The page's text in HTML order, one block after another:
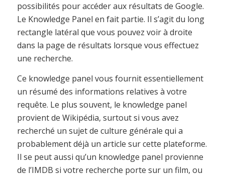
possibilités pour accéder aux résultats de Google.
Le Knowledge Panel en fait partie. Il s’agit du long
rectangle latéral que vous pouvez voir à droite
dans la page de résultats lorsque vous effectuez
une recherche.
Ce knowledge panel vous fournit essentiellement
un résumé des informations relatives à votre
requête. Le plus souvent, le knowledge panel
provient de Wikipédia, surtout si vous avez
recherché un sujet de culture générale qui a
probablement déjà un article sur cette plateforme.
Il se peut aussi qu’un knowledge panel provienne
de l’IMDB si votre recherche porte sur un film, ou